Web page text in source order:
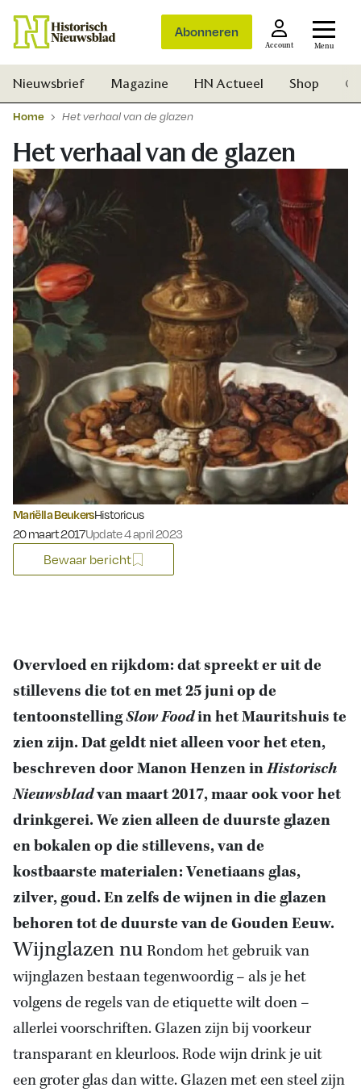
Abonneren
Account Menu
Zoek
Nieuwsbrief Magazine HN Actueel Shop
Home Het verhaal van de glazen
Het verhaal van de glazen
Mariëlla BeukersHistoricus
Gepubliceerd op:
20 maart 2017Update 4 april 2023
Bewaar bericht
Overvloed en rijkdom: dat spreekt er uit de
stillevens die tot en met 25 juni op de
tentoonstellingSlow Foodin het Mauritshuis te
zien zijn. Dat geldt niet alleen voor het eten,
beschreven door Manon Henzen inHistorisch
Nieuwsbladvan maart 2017, maar ook voor het
drinkgerei. We zien alleen de duurste glazen
en bokalen op die stillevens, van de
kostbaarste materialen: Venetiaans glas,
zilver, goud. En zelfs de wijnen in die glazen
behoren tot de duurste van de Gouden Eeuw.
Wijnglazen nuRondom het gebruik van
wijnglazen bestaan tegenwoordig – als je het
volgens de regels van de etiquette wilt doen –
allerlei voorschriften. Glazen zijn bij voorkeur
transparant en kleurloos. Rode wijn drink je uit
een groter glas dan witte. Glazen met een steel zijn